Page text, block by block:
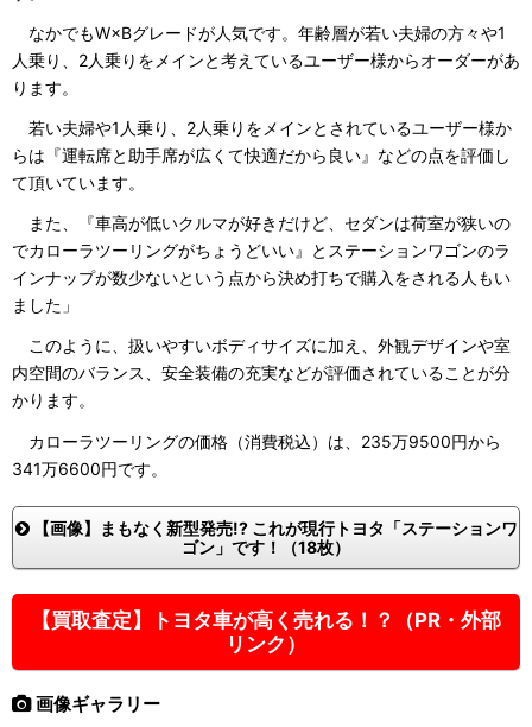
なかでもW×Bグレードが人気です。年齢層が若い夫婦の方々や1
人乗り、2人乗りをメインと考えているユーザー様からオーダーがあ
ります。
若い夫婦や1人乗り、2人乗りをメインとされているユーザー様か
らは『運転席と助手席が広くて快適だから良い』などの点を評価し
て頂いています。
また、『車高が低いクルマが好きだけど、セダンは荷室が狭いの
でカローラツーリングがちょうどいい』とステーションワゴンのラ
インナップが数少ないという点から決め打ちで購入をされる人もい
ました」
このように、扱いやすいボディサイズに加え、外観デザインや室
内空間のバランス、安全装備の充実などが評価されていることが分
かります。
カローラツーリングの価格（消費税込）は、235万9500円から
341万6600円です。
【画像】まもなく新型発売!? これが現行トヨタ「ステーションワ
ゴン」です！（18枚）
【買取査定】トヨタ車が高く売れる！？（PR・外部
リンク）
画像ギャラリー